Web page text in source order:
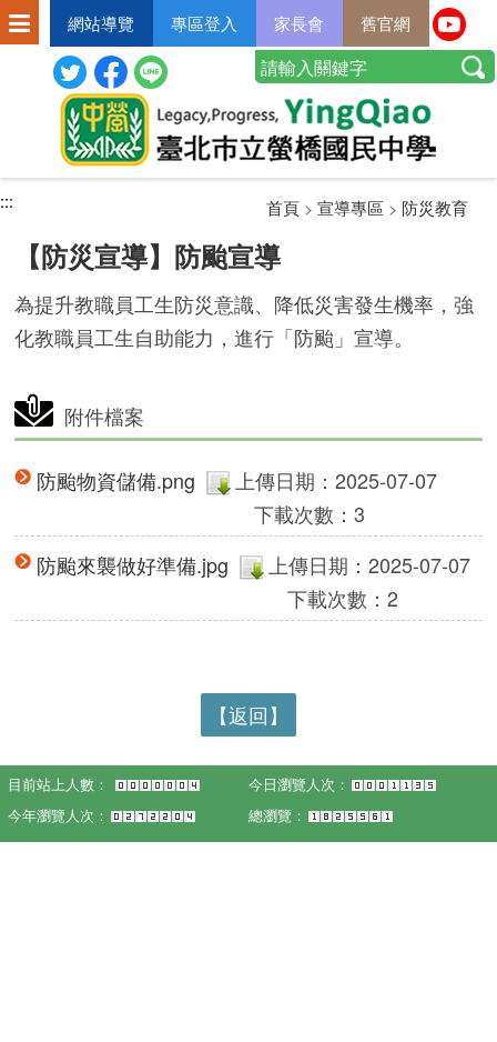
網站導覽 專區登入 家長會 舊官網
:::
:::
【防災宣導】防颱宣導
首頁> 宣導專區 > 防災教育
為提升教職員工生防災意識、降低災害發生機率，強
化教職員工生自助能力，進行「防颱」宣導。
附件檔案
防颱物資儲備.png
上傳日期：2025-07-07
下載次數：3
防颱來襲做好準備.jpg
上傳日期：2025-07-07
下載次數：2
【返回】
目前站上人數：
今日瀏覽人次：
今年瀏覽人次：
總瀏覽：